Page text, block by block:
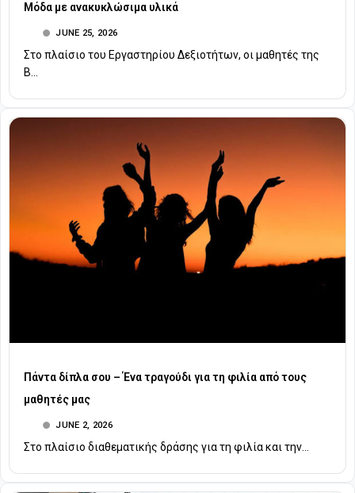
Μόδα με ανακυκλώσιμα υλικά
JUNE 25, 2026
Στο πλαίσιο του Εργαστηρίου Δεξιοτήτων, οι μαθητές της
Β...
Πάντα δίπλα σου – Ένα τραγούδι για τη φιλία από τους
μαθητές μας
JUNE 2, 2026
Στο πλαίσιο διαθεματικής δράσης για τη φιλία και την...